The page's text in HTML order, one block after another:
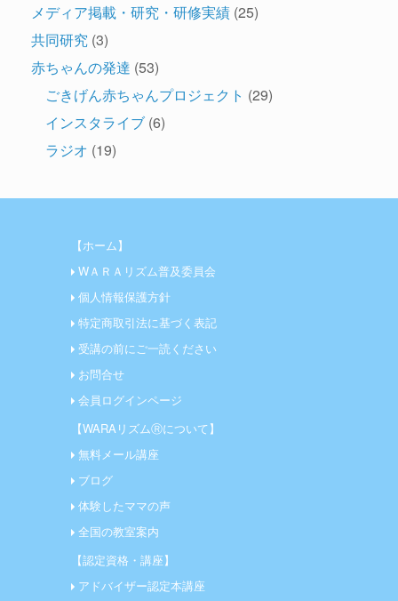
メディア掲載・研究・研修実績 (25)
共同研究 (3)
赤ちゃんの発達 (53)
ごきげん赤ちゃんプロジェクト (29)
インスタライブ (6)
ラジオ (19)
【ホーム】
WＡＲＡリズム普及委員会
個人情報保護方針
特定商取引法に基づく表記
受講の前にご一読ください
お問合せ
会員ログインページ
【WARAリズムⓇについて】
無料メール講座
ブログ
体験したママの声
全国の教室案内
【認定資格・講座】
アドバイザー認定本講座